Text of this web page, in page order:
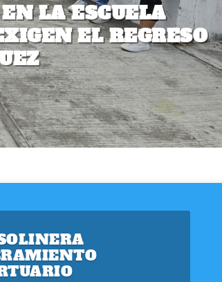
LA ESCUELA
EL REGRESO